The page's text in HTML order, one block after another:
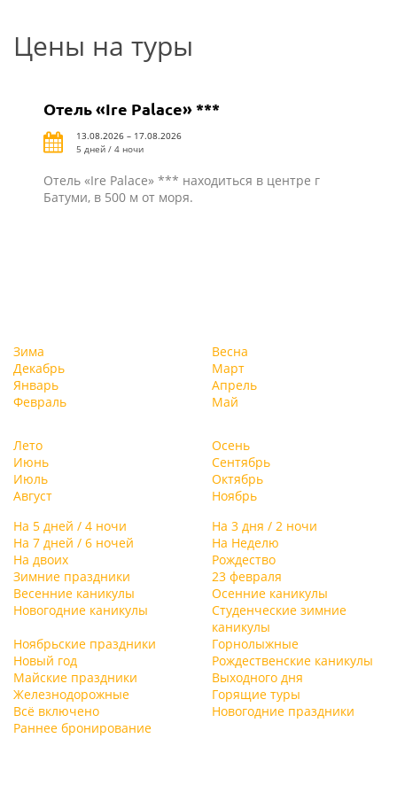
Цены на туры
Отель «Ire Palace» ***
13.08.2026 – 17.08.2026
5 дней / 4 ночи
Отель «Ire Palace» *** находиться в центре г
Батуми, в 500 м от моря.
Зима
Декабрь
Январь
Февраль
Весна
Март
Апрель
Май
Лето
Июнь
Июль
Август
Осень
Сентябрь
Октябрь
Ноябрь
На 5 дней / 4 ночи
На 3 дня / 2 ночи
На 7 дней / 6 ночей
На Неделю
На двоих
Рождество
Зимние праздники
23 февраля
Весенние каникулы
Осенние каникулы
Новогодние каникулы
Студенческие зимние
каникулы
Ноябрьские праздники
Горнолыжные
Новый год
Рождественские каникулы
Майские праздники
Выходного дня
Железнодорожные
Горящие туры
Всё включено
Новогодние праздники
Раннее бронирование